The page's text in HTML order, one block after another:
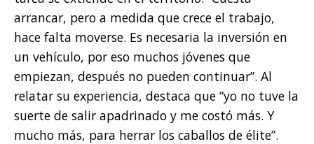
arrancar, pero a medida que crece el trabajo,
hace falta moverse. Es necesaria la inversión en
un vehículo, por eso muchos jóvenes que
empiezan, después no pueden continuar”. Al
relatar su experiencia, destaca que “yo no tuve la
suerte de salir apadrinado y me costó más. Y
mucho más, para herrar los caballos de élite”.